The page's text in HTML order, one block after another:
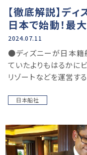
【徹底解説】デ
日本で始動！最
ズ市場へのインパ
2024.07.11
●ディズニーが日本籍
ていたよりもはるかに
リゾートなどを運営す
日本船社